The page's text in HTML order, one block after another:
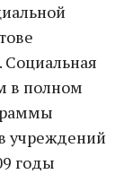
в полном
учреждений
годы